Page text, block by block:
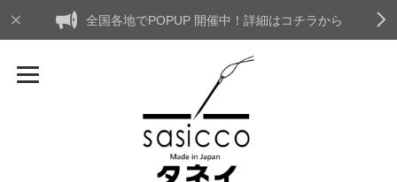
全国各地でPOPUP 開催中！詳細はコチラから